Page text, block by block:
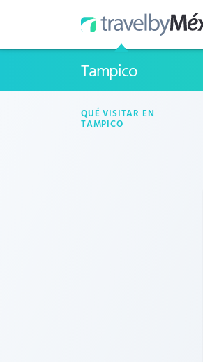
Tampico
QUÉ VISITAR EN
TAMPICO